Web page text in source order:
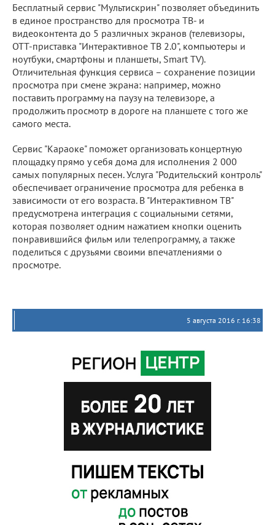
Бесплатный сервис "Мультискрин" позволяет объединить
в единое пространство для просмотра ТВ- и
видеоконтента до 5 различных экранов (телевизоры,
ОТТ-приставка "Интерактивное ТВ 2.0", компьютеры и
ноутбуки, смартфоны и планшеты, Smart TV).
Отличительная функция сервиса – сохранение позиции
просмотра при смене экрана: например, можно
поставить программу на паузу на телевизоре, а
продолжить просмотр в дороге на планшете с того же
самого места.
Сервис "Караоке" поможет организовать концертную
площадку прямо у себя дома для исполнения 2 000
самых популярных песен. Услуга "Родительский контроль"
обеспечивает ограничение просмотра для ребенка в
зависимости от его возраста. В "Интерактивном ТВ"
предусмотрена интеграция с социальными сетями,
которая позволяет одним нажатием кнопки оценить
понравившийся фильм или телепрограмму, а также
поделиться с друзьями своими впечатлениями о
просмотре.
5 августа 2016 г. 16:38